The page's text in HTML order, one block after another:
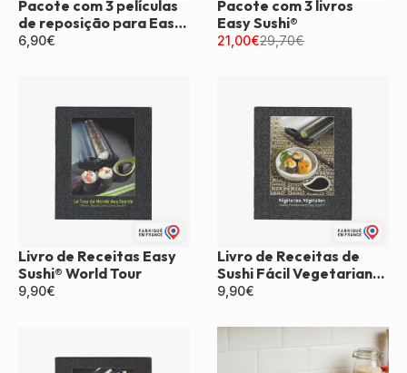
Pacote com 3 películas
de reposição para Easy
Sushi®
6,90€
Pacote com 3 livros
Easy Sushi®
21,00€29,70€
Livro de Receitas Easy
Sushi® World Tour
9,90€
Livro de Receitas de
Sushi Fácil Vegetariano
e Vegano
9,90€